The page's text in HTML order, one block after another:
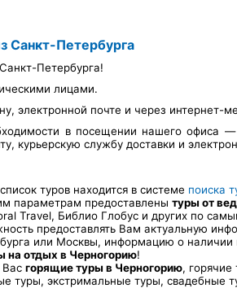
Санкт-Петербурга
Петербурга!
лицами.
электронной почте и через интернет-
в посещении нашего офиса
курьерскую службу доставки и
туров находится в системе поиска
параметрам предоставлены туры от
Travel, Библио Глобус и других по
предоставлять Вам актуальную
или Москвы, информацию о наличии
на отдых в Черногорию!
горящие туры в Черногорию, горячие
туры, экстримальные туры, свадебные